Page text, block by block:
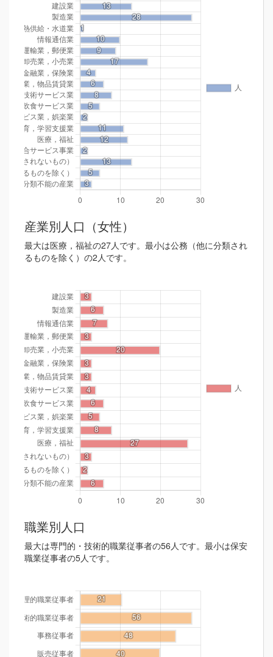
産業別人口（女性）
最大は医療，福祉の27人です。最小は公務（他に分類され
るものを除く）の2人です。
職業別人口
最大は専門的・技術的職業従事者の56人です。最小は保安
職業従事者の5人です。